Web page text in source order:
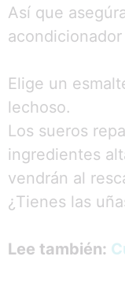
Así que
Elige un
lechoso.
Los sueros
ingredientes
vendrán al
¿Tienes las
Lee también: